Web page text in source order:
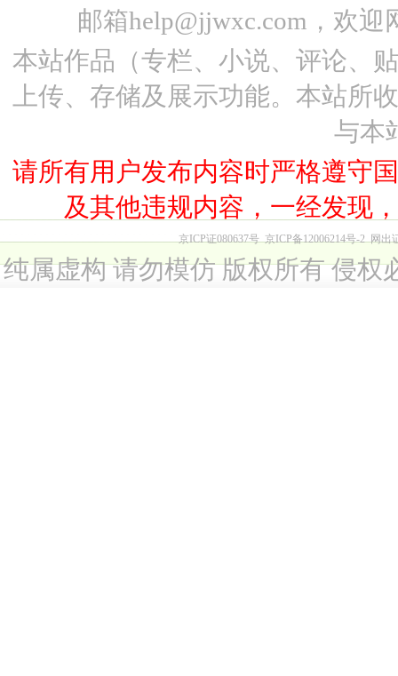
邮箱help@jjwxc.com，欢
本站作品（专栏、小说、评论、
上传、存储及展示功能。本站所
与本
请所有用户发布内容时严格遵守
及其他违规内容，一经发现
京ICP证080637号 京ICP备12006214号-2 网出
纯属虚构 请勿模仿 版权所有 侵权